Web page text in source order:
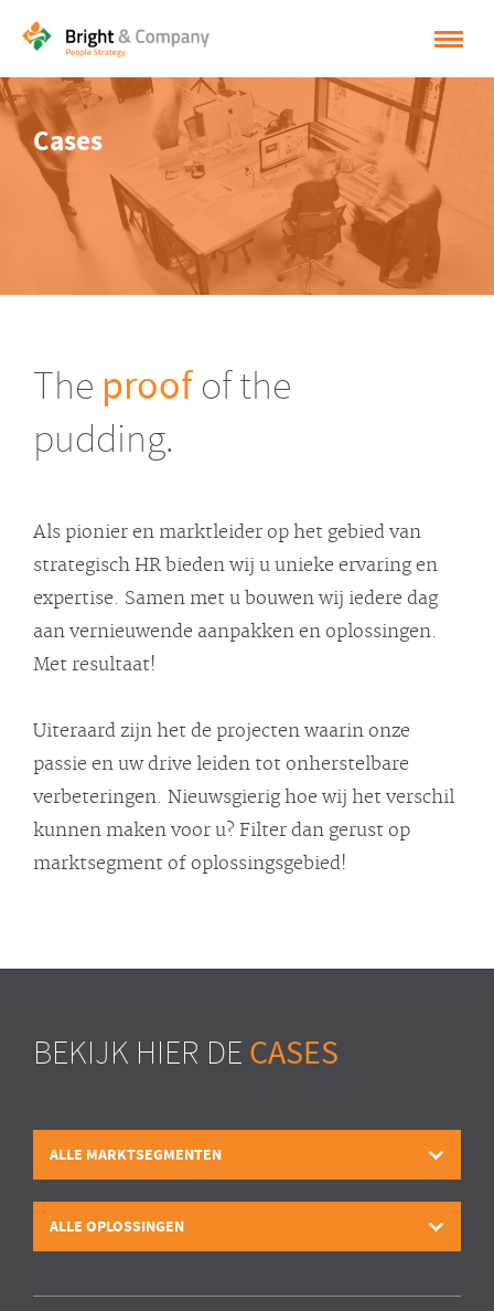
HOME
OPLOSSINGEN
INSPIRATIE
OVER BRIGHT & COMPANY
NEDERLANDS
Cases
The proofof the
pudding.
Als pionier en marktleider op het gebied van
strategisch HR bieden wij u unieke ervaring en
expertise. Samen met u bouwen wij iedere dag
aan vernieuwende aanpakken en oplossingen.
Met resultaat!
Uiteraard zijn het de projecten waarin onze
passie en uw drive leiden tot onherstelbare
verbeteringen. Nieuwsgierig hoe wij het verschil
kunnen maken voor u? Filter dan gerust op
marktsegment of oplossingsgebied!
BEKIJK HIER DE CASES
ALLE MARKTSEGMENTEN
ALLE OPLOSSINGEN